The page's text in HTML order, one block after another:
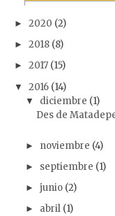
► 2020 (2)
► 2018 (8)
► 2017 (15)
▼ 2016 (14)
▼ diciembre (1)
Des de
► noviembre (4)
► septiembre (1)
► junio (2)
► abril (1)